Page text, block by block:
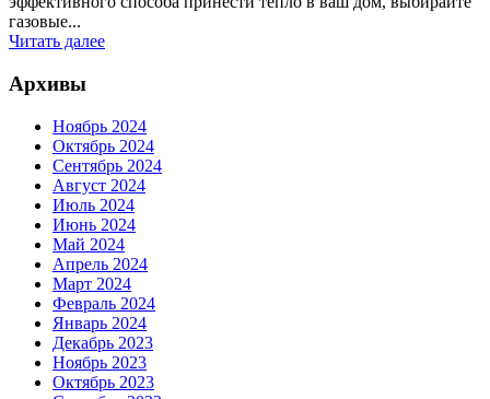
газовые...
Читать далее
Архивы
Ноябрь 2024
Октябрь 2024
Сентябрь 2024
Август 2024
Июль 2024
Июнь 2024
Май 2024
Апрель 2024
Март 2024
Февраль 2024
Январь 2024
Декабрь 2023
Ноябрь 2023
Октябрь 2023